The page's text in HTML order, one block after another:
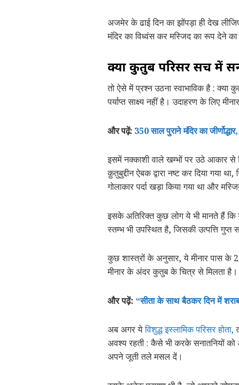
अजमेर के ढाई दिन का झोंपड़ा ही देख
मंदिर का विध्वंस कर मस्जिद का रूप देने
क्या कुतुब परिसर सच में
तो ऐसे में प्रश्न उठना स्वाभाविक है :
पर्याप्त साक्ष्य नहीं है। उदाहरण के लिए
और पढ़ें: 350 साल पुराने मंदिर का
इसमें नक्‍काशी वाले खम्‍भों पर उठे आकार
क़ुतुबुद्दीन ऐबक द्वारा नष्‍ट कर दिया
गोलाकार पर्दा खड़ा किया गया था और
इसके अतिरिक्त कुछ लोग ये भी मानते हैं कि
स्तम्भ भी उपस्थित है, जिसकी उत्पत्ति गुप्त
कुछ शास्त्रों के अनुसार, ये मीनार पास के
मीनार के अंदर कुतुब के चित्र से मिलता है।
और पढ़ें: “सीता के साथ बैठकर दिन में
अब अगर येविशुद्ध इस्लामिक परिसर होता,
अवश्य रहती : कैसे भी करके सनातनियों
अपने जूती तले मसल दें।